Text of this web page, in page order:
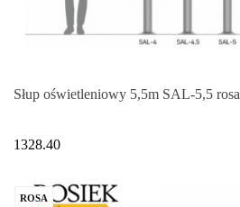
Słup oświetleniowy 5,5m SAL-5,5 rosa
1328.40
ROSA